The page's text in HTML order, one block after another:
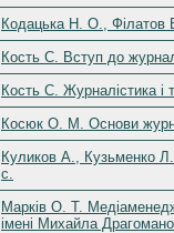
Кодацька Н. О.,
Кость С. Вступ до
Кость С. Журналістика
Косюк О. М. Основи
Куликов А., Кузьменко Л.
с.
Марків О. Т.
імені Михайла